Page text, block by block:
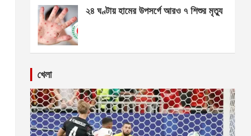
২৪ ঘণ্টায় হামের উপসর্গে আরও ৭ শিশুর মৃত্যু
খেলা